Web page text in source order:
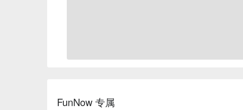
FunNow 专属